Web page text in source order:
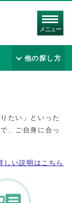
メニュー
他の探し方
たい」といった
、ご自身に合っ
しい説明はこちら